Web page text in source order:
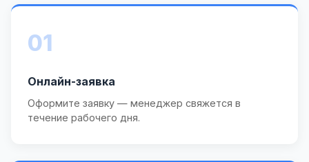
01
Онлайн-заявка
Оформите заявку — менеджер свяжется в
течение рабочего дня.